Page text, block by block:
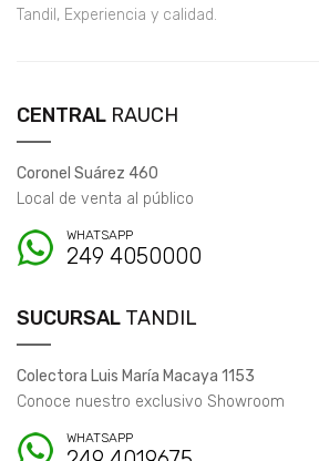
Tandil, Experiencia y calidad.
CENTRAL RAUCH
Coronel Suárez 460
Local de venta al público
WHATSAPP
249 4050000
SUCURSAL TANDIL
Colectora Luis María Macaya 1153
Conoce nuestro exclusivo Showroom
WHATSAPP